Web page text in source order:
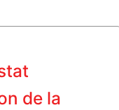
de la